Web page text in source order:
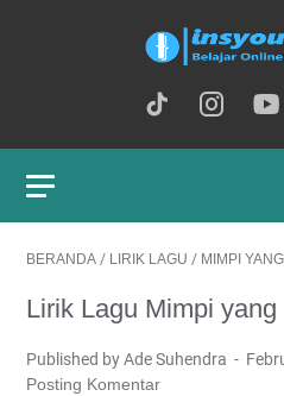
BERANDA / LIRIK LAGU / MIMPI
Lirik Lagu Mimpi
Published by Ade Suhendra
Posting Komentar